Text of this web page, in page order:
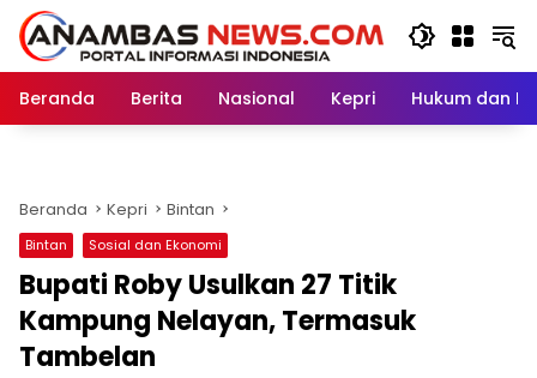
Langsung
konten
Beranda
Berita Nasional Kepri Hukum dan
Beranda Kepri Bintan
Bintan Sosial dan Ekonomi
Bupati Roby Usulkan 27 Titik
Kampung Nelayan, Termasuk
Tambelan